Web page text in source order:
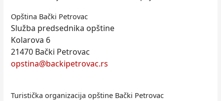
Opština Bački Petrovac
Služba predsednika opštine
Kolarova 6
21470 Bački Petrovac
opstina@backipetrovac.rs
Turistička organizacija opštine Bački Petrovac